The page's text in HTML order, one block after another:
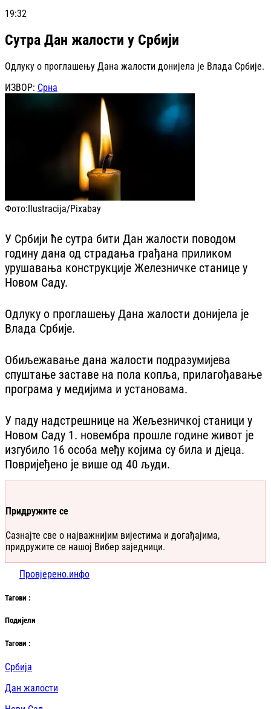
19:32
Сутра Дан жалости у Србији
Одлуку о проглашењу Дана жалости донијела је Влада Србије.
ИЗВОР: Срна
Фото:Ilustracija/Pixabay
У Србији ће сутра бити Дан жалости поводом
годину дана од страдања грађана приликом
урушавања конструкције Железничке станице у
Новом Саду.
Одлуку о проглашењу Дана жалости донијела је
Влада Србије.
Обиљежавање дана жалости подразумијева
спуштање заставе на пола копља, прилагођавање
програма у медијима и установама.
У паду надстрешнице на Жељезничкој станици у
Новом Саду 1. новембра прошле године живот је
изгубило 16 особа међу којима су била и дјеца.
Повријеђено је више од 40 људи.
Придружите се
Сазнајте све о најважнијим вијестима и догађајима,
придружите се нашој Вибер заједници.
Провјерено.инфо
Тагови :
Подијели
Тагови :
Србија
Дан жалости